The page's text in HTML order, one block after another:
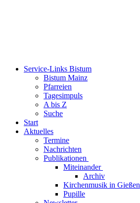
Service-Links Bistum
Bistum Mainz
Pfarreien
Tagesimpuls
A bis Z
Suche
Start
Aktuelles
Termine
Nachrichten
Publikationen
Miteinander
Archiv
Kirchenmusik in Gießen
Pupille